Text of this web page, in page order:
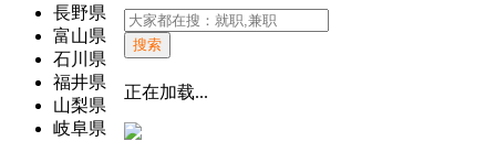
長野県
富山県
石川県
福井県
山梨県
岐阜県
搜索
正在加载...